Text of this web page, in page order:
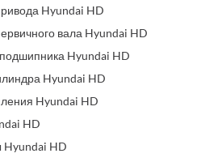
Hyundai HD
вала Hyundai HD
Hyundai HD
Hyundai HD
Hyundai HD
HD
Hyundai HD